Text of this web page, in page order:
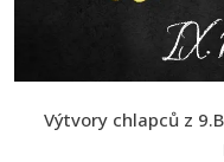
Výtvory chlapců z